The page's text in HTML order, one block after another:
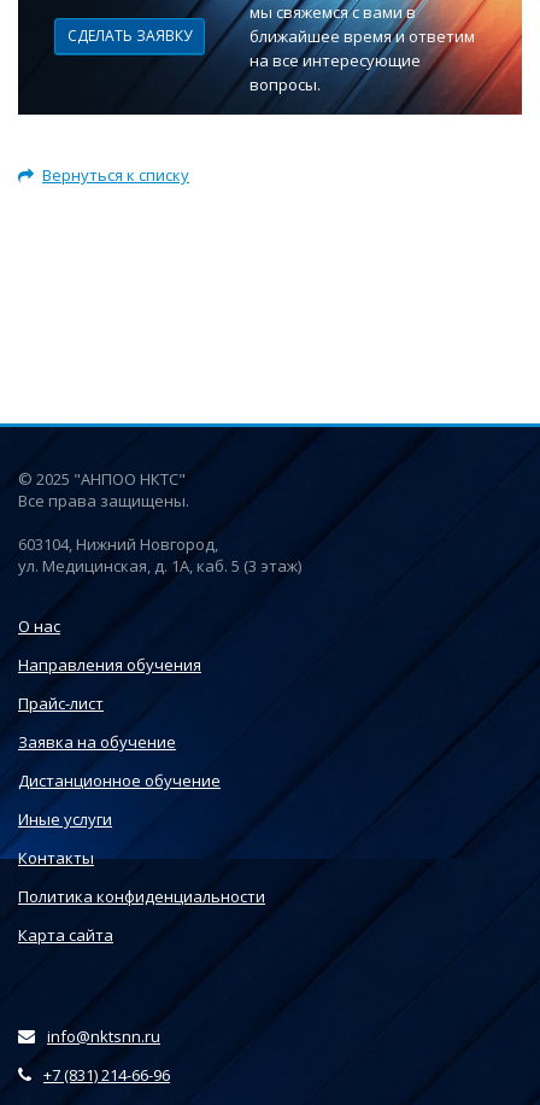
СДЕЛАТЬ ЗАЯВКУ
мы свяжемся с вами в
ближайшее время и ответим
на все интересующие
вопросы.
Вернуться к списку
© 2025 "АНПОО НКТС"
Все права защищены.
603104, Нижний Новгород,
ул. Медицинская, д. 1А, каб. 5 (3 этаж)
О нас
Направления обучения
Прайс-лист
Заявка на обучение
Дистанционное обучение
Иные услуги
Контакты
Политика конфиденциальности
Карта сайта
info@nktsnn.ru
+7 (831) 214-66-96